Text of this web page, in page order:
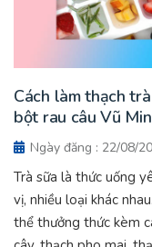
Cách làm thạch
bột rau câu Vũ
Ngày đăng : 22/08/
Trà sữa là thức uống
vị, nhiều loại khác
thể thưởng thức kèm